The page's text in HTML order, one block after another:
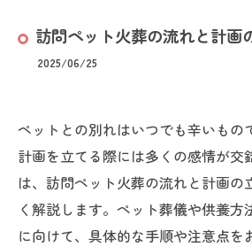
訪問ペット火葬の流れと計画
2025/06/25
ペットとの別れはいつでも辛いもの
計画を立てる際には多くの感情が交
は、訪問ペット火葬の流れと計画の
く解説します。ペット葬儀や供養方
に向けて、具体的な手順や注意点を